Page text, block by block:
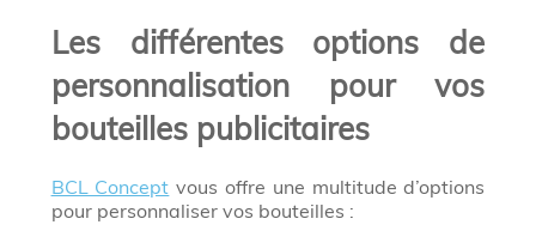
Les différentes options de
personnalisation pour vos
bouteilles publicitaires
BCL Concept vous offre une multitude d’options
pour personnaliser vos bouteilles :